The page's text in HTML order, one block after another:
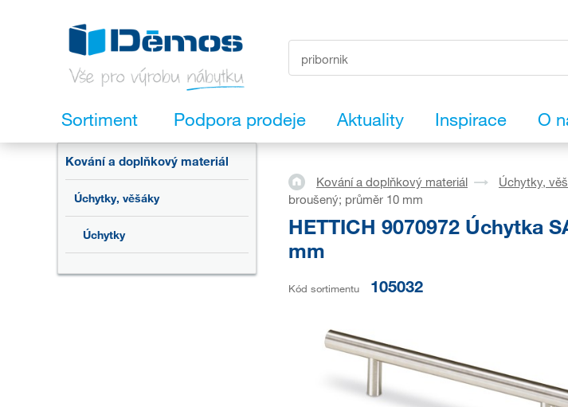
Sortiment Podpora prodeje Aktuality Inspirace O
Kování a doplňkový materiál
Úchytky, věšáky
Úchytky
Kování a doplňkový materiál Úchytky,
broušený; průměr 10 mm
HETTICH 9070972 Úchytka
mm
Kód sortimentu 105032